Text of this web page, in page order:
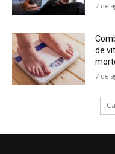
7 de
de
7 de